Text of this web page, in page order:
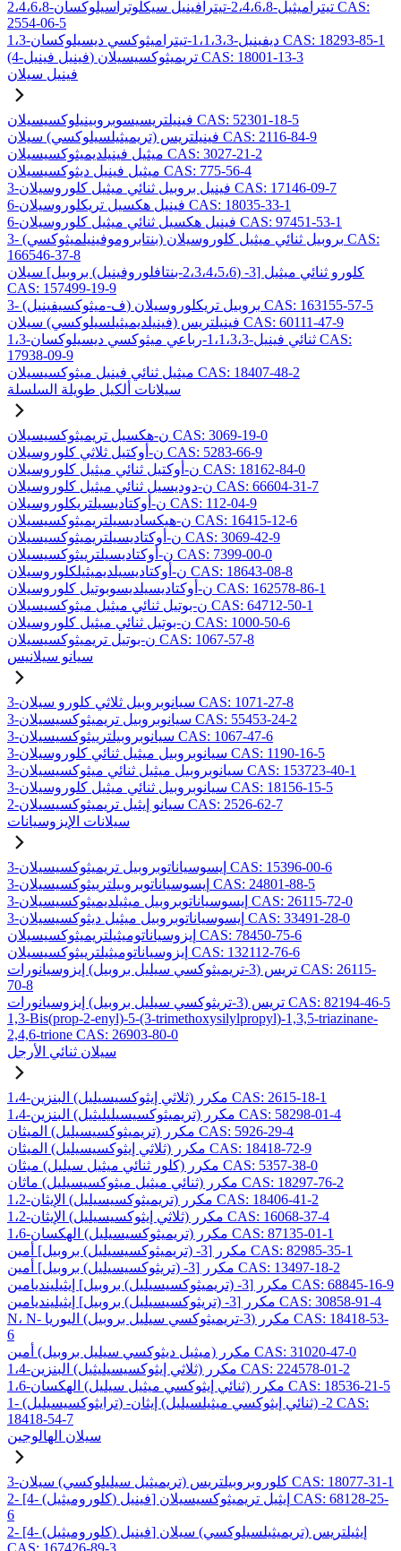
2،4،6،8-تيتراميثيل-2،4،6،8-تيترافينيل سيكلوتراسيلوكسان CAS:
2554-06-5
1،3-ديفينيل-1،1،3،3-تيتراميثوكسي ديسيلوكسان CAS: 18293-85-1
(4-فينيل فينيل) تريميثوكسيسيلان CAS: 18001-13-3
فينيل سيلان
فينيلتريسيسوبروبينيلوكسيسيلان CAS: 52301-18-5
فينيلتريس (تريميثيلسيلوكسي) سيلان CAS: 2116-84-9
ميثيل فينيلديميثوكسيسيلان CAS: 3027-21-2
ميثيل فينيل ديثوكسيسيلان CAS: 775-56-4
3-فينيل بروبيل ثنائي ميثيل كلوروسيلان CAS: 17146-09-7
6-فينيل هكسيل تريكلوروسيلان CAS: 18035-33-1
6-فينيل هكسيل ثنائي ميثيل كلوروسيلان CAS: 97451-53-1
3- (بنتابروموفينيلميثوكسي) بروبيل ثنائي ميثيل كلوروسيلان CAS:
166546-37-8
كلورو ثنائي ميثيل [3- (2،3،4،5،6-بنتافلوروفينيل) بروبيل] سيلان
CAS: 157499-19-9
3- (ف-ميثوكسيفينيل) بروبيل تريكلوروسيلان CAS: 163155-57-5
فينيلتريس (فينيلديميثيلسيلوكسي) سيلان CAS: 60111-47-9
1،3-ثنائي فينيل-1،1،3،3-رباعي ميثوكسي ديسيلوكسان CAS:
17938-09-9
ميثيل ثنائي فينيل ميثوكسيسيلان CAS: 18407-48-2
سيلانات ألكيل طويلة السلسلة
ن-هكسيل تريميثوكسيسيلان CAS: 3069-19-0
ن-أوكتيل ثلاثي كلوروسيلان CAS: 5283-66-9
ن-أوكتيل ثنائي ميثيل كلوروسيلان CAS: 18162-84-0
ن-دوديسيل ثنائي ميثيل كلوروسيلان CAS: 66604-31-7
ن-أوكتاديسيلتريكلوروسيلان CAS: 112-04-9
ن-هيكساديسيلتريميثوكسيسيلان CAS: 16415-12-6
ن-أوكتاديسيلتريميثوكسيسيلان CAS: 3069-42-9
ن-أوكتاديسيلترييثوكسيسيلان CAS: 7399-00-0
ن-أوكتاديسيلديميثيلكلوروسيلان CAS: 18643-08-8
ن-أوكتاديسيلديسوبوتيل كلوروسيلان CAS: 162578-86-1
ن-بوتيل ثنائي ميثيل ميثوكسيسيلان CAS: 64712-50-1
ن-بوتيل ثنائي ميثيل كلوروسيلان CAS: 1000-50-6
ن-بوتيل تريميثوكسيسيلان CAS: 1067-57-8
سيانو سيلانيس
3-سيانوبروبيل ثلاثي كلورو سيلان CAS: 1071-27-8
3-سيانوبروبيل تريميثوكسيسيلان CAS: 55453-24-2
3-سيانوبروبيلترييثوكسيسيلان CAS: 1067-47-6
3-سيانوبروبيل ميثيل ثنائي كلوروسيلان CAS: 1190-16-5
3-سيانوبروبيل ميثيل ثنائي ميثوكسيسيلان CAS: 153723-40-1
3-سيانوبروبيل ثنائي ميثيل كلوروسيلان CAS: 18156-15-5
2-سيانو إيثيل تريميثوكسيسيلان CAS: 2526-62-7
سيلانات الإيزوسيانات
3-إيسوسياناتوبروبيل تريميثوكسيسيلان CAS: 15396-00-6
3-إيسوسياناتوبروبيلترييثوكسيسيلان CAS: 24801-88-5
3-إيسوسياناتوبروبيل ميثيلديميثوكسيسيلان CAS: 26115-72-0
3-إيسوسياناتوبروبيل ميثيل ديثوكسيسيلان CAS: 33491-28-0
إيزوسياناتوميثيلتريميثوكسيسيلان CAS: 78450-75-6
إيزوسياناتوميثيلترييثوكسيسيلان CAS: 132112-76-6
تريس (3-تريميثوكسي سيليل بروبيل) إيزوسيانورات CAS: 26115-
70-8
تريس (3-تريثوكسي سيليل بروبيل) إيزوسيانورات CAS: 82194-46-5
1,3-Bis(prop-2-enyl)-5-(3-trimethoxysilylpropyl)-1,3,5-triazinane-
2,4,6-trione CAS: 26903-80-0
سيلان ثنائي الأرجل
1،4-مكرر (ثلاثي إيثوكسيسيليل) البنزين CAS: 2615-18-1
1،4-مكرر (تريميثوكسيسيليليثيل) البنزين CAS: 58298-01-4
مكرر (تريميثوكسيسيليل) الميثان CAS: 5926-29-4
مكرر (ثلاثي إيثوكسيسيليل) الميثان CAS: 18418-72-9
مكرر (كلور ثنائي ميثيل سيليل) ميثان CAS: 5357-38-0
مكرر (ثنائي ميثيل ميثوكسيسيليل) ماثان CAS: 18297-76-2
1،2-مكرر (تريميثوكسيسيليل) الإيثان CAS: 18406-41-2
1،2-مكرر (ثلاثي إيثوكسيسيليل) الإيثان CAS: 16068-37-4
1،6-مكرر (تريميثوكسيسيليل) الهكسان CAS: 87135-01-1
مكرر [3- (تريميثوكسيسيليل) بروبيل] أمين CAS: 82985-35-1
مكرر [3- (تريثوكسيسيليل) بروبيل] أمين CAS: 13497-18-2
مكرر [3- (تريميثوكسيسيليل) بروبيل] إيثيلينديامين CAS: 68845-16-9
مكرر [3- (تريثوكسيسيليل) بروبيل] إيثيلينديامين CAS: 30858-91-4
N، N- مكرر (3-تريميثوكسي سيليل بروبيل) اليوريا CAS: 18418-53-
6
مكرر (ميثيل ديثوكسي سيليل بروبيل) أمين CAS: 31020-47-0
1،4-مكرر (ثلاثي إيثوكسيسيليثيل) البنزين CAS: 224578-01-2
1،6-مكرر (ثنائي إيثوكسي ميثيل سيليل) الهكسان CAS: 18536-21-5
1- (ترايثوكسيسيليل) -2- (ثنائي إيثوكسي ميثيلسيليل) إيثان CAS:
18418-54-7
سيلان الهالوجين
3-كلوروبروبيلتريس (تريميثيل سيليلوكسي) سيلان CAS: 18077-31-1
2- [4- (كلوروميثيل) فينيل] إيثيل تريميثوكسيسيلان CAS: 68128-25-
6
2- [4- (كلوروميثيل) فينيل] إيثيلتريس (تريميثيلسيلوكسي) سيلان
CAS: 167426-89-3